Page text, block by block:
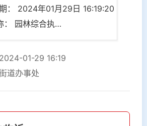
： 2024年01月29日 16:19:20
名 称： 园林综合执法中心：迎新春 “园林人”在守护
01-29 16:19
道办事处